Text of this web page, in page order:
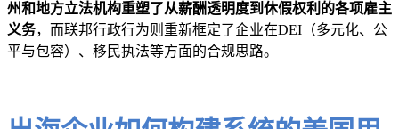
州和地方立法机构重塑了从薪酬透明度到休假权利的各项雇主
义务，而联邦行政行为则重新框定了企业在DEI（多元化、公
平与包容）、移民执法等方面的合规思路。